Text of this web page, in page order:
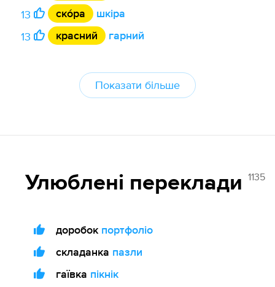
13
ско́ра
шкіра
13
красний гарний
Показати більше
Улюблені переклади 1135
доробок портфоліо
складанка пазли
гаївка пікнік